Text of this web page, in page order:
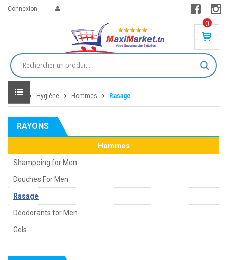
Connexion
0
PR
DU
IT(
S)
DT
Home Hygiène Hommes Rasage
RAYONS
Hommes
Shampoing for Men
Douches For Men
Rasage
Déodorants for Men
Gels